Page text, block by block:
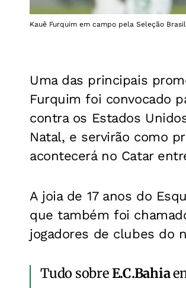
Kauê Furquim em campo pela Seleção
Uma das principais
Furquim foi convocado
contra os Estados
Natal, e servirão como
acontecerá no Catar
A joia de 17 anos do
que também foi
jogadores de clubes do
Tudo sobreE.C.Bahia